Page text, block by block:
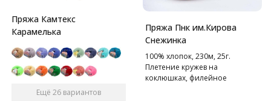
Пряжа Камтекс
Карамелька
Ещё 26 вариантов
Пряжа Пнк им.Кирова
Снежинка
100% хлопок, 230м, 25г.
Плетение кружев на
коклюшках, филейное